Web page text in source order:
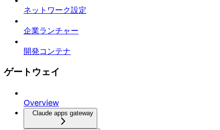
ネットワーク設定
企業ランチャー
開発コンテナ
ゲートウェイ
Overview
Claude apps gateway